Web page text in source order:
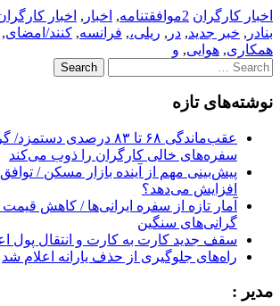
اخبار کارگران 2موافقتنامه , اخبار , اخبار
بنادر , خبر جدید, در , ریلی،, فرانسه, كنند/امضای,
همكاری, هوایی, و
Search
for:
نوشته‌های تازه
عقب‌ماندگی ۶۸ تا ۸۳ درصدی
سفره‌های خالی کارگران را ذوب می‌کند
پیش‌بینی مهم از آینده بازار مسکن /
افزایش می‌دهد؟
آمار تازه از سفره ایرانی‌ها / کاهش قیمت
گرانی‌های سنگین
سقف جدید کارت به کارت و انتقال پول
راه‌های جلوگیری از حذف یارانه اعلام شد
مدیر :